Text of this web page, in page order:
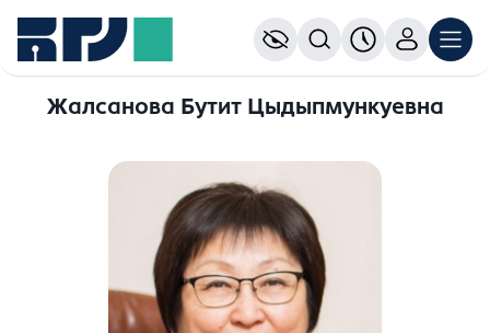
Жалсанова Бутит Цыдыпмункуевна